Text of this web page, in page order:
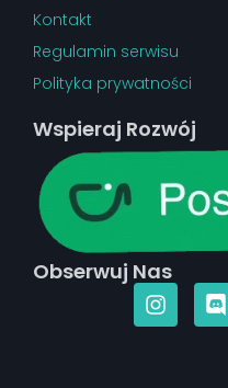
Kontakt
Regulamin serwisu
Polityka prywatności
Wspieraj Rozwój
Obserwuj Nas